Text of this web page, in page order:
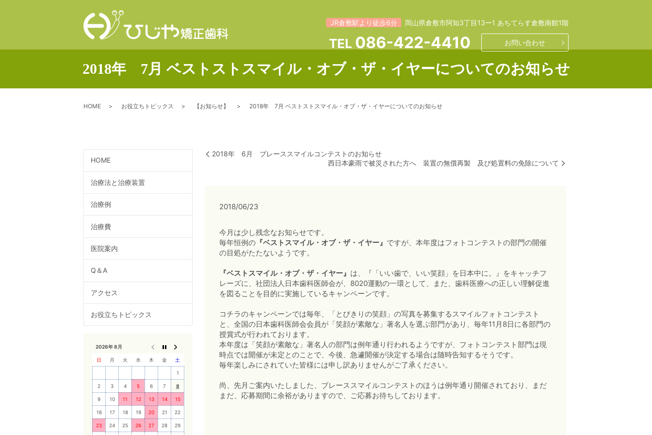
JR倉敷駅より徒歩6分 岡山県倉敷市阿知3丁目13ー1 あちてらす倉敷南館1階
TEL 086-422-4410 お問い合わせ
2018年 7月 ベストストスマイル・オブ・ザ・イヤーについてのお知らせ
HOME お役立ちトピックス 【お知らせ】 2018年 7月 ベストストスマイル・オブ・ザ・イヤーについてのお知らせ
HOME
治療法と治療装置
治療例
治療費
医院案内
Q＆A
アクセス
お役立ちトピックス
2026年 8月
日 月 火 水 木 金 土
1
2 3 4 5 6 7 8
9 10 11 12 13 14 15
16 17 18 19 20 21 22
23 24 25 26 27 28 29
2018年 6月 ブレーススマイルコンテストのお知らせ
西日本豪雨で被災された方へ 装置の無償再製 及び処置料の免除について
2018/06/23
今月は少し残念なお知らせです。
毎年恒例の『ベストスマイル・オブ・ザ・イヤー』 ですが、本年度はフォトコンテストの部門の開催
の目処がたたないようです。
『ベストスマイル・オブ・ザ・イヤー』 は、『「いい歯で、いい笑顔」を日本中に。』をキャッチフ
レーズに、社団法人日本歯科医師会が、8020運動の一環として、また、歯科医療への正しい理解促進
を図ることを目的に実施しているキャンペーンです。
コチラのキャンペーンでは毎年、「とびきりの笑顔」の写真を募集するスマイルフォトコンテスト
と、全国の日本歯科医師会会員が「笑顔が素敵な」著名人を選ぶ部門があり、毎年11月8日に各部門の
授賞式が行われております。
本年度は「笑顔が素敵な」著名人の部門は例年通り行われるようですが、フォトコンテスト部門は現
時点では開催が未定とのことで、今後、急遽開催が決定する場合は随時告知するそうです。
毎年楽しみにされていた皆様には申し訳ありませんがご了承ください。
尚、先月ご案内いたしました、ブレーススマイルコンテストのほうは例年通り開催されており、まだ
まだ、応募期間に余裕がありますので、ご応募お待ちしております。